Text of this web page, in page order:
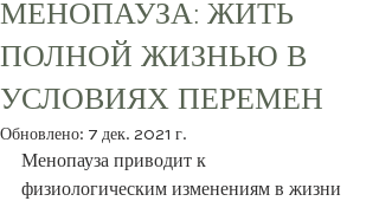
МЕНОПАУЗА: ЖИТЬ
ПОЛНОЙ ЖИЗНЬЮ В
УСЛОВИЯХ ПЕРЕМЕН
Обновлено: 7 дек. 2021 г.
Менопауза приводит к
физиологическим изменениям в жизни